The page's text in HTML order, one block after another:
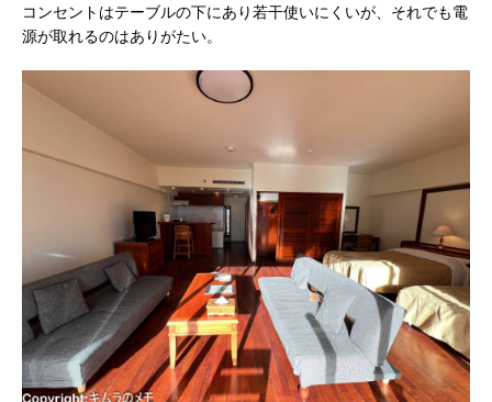
コンセントはテーブルの下にあり若干使いにくいが、それでも電
源が取れるのはありがたい。